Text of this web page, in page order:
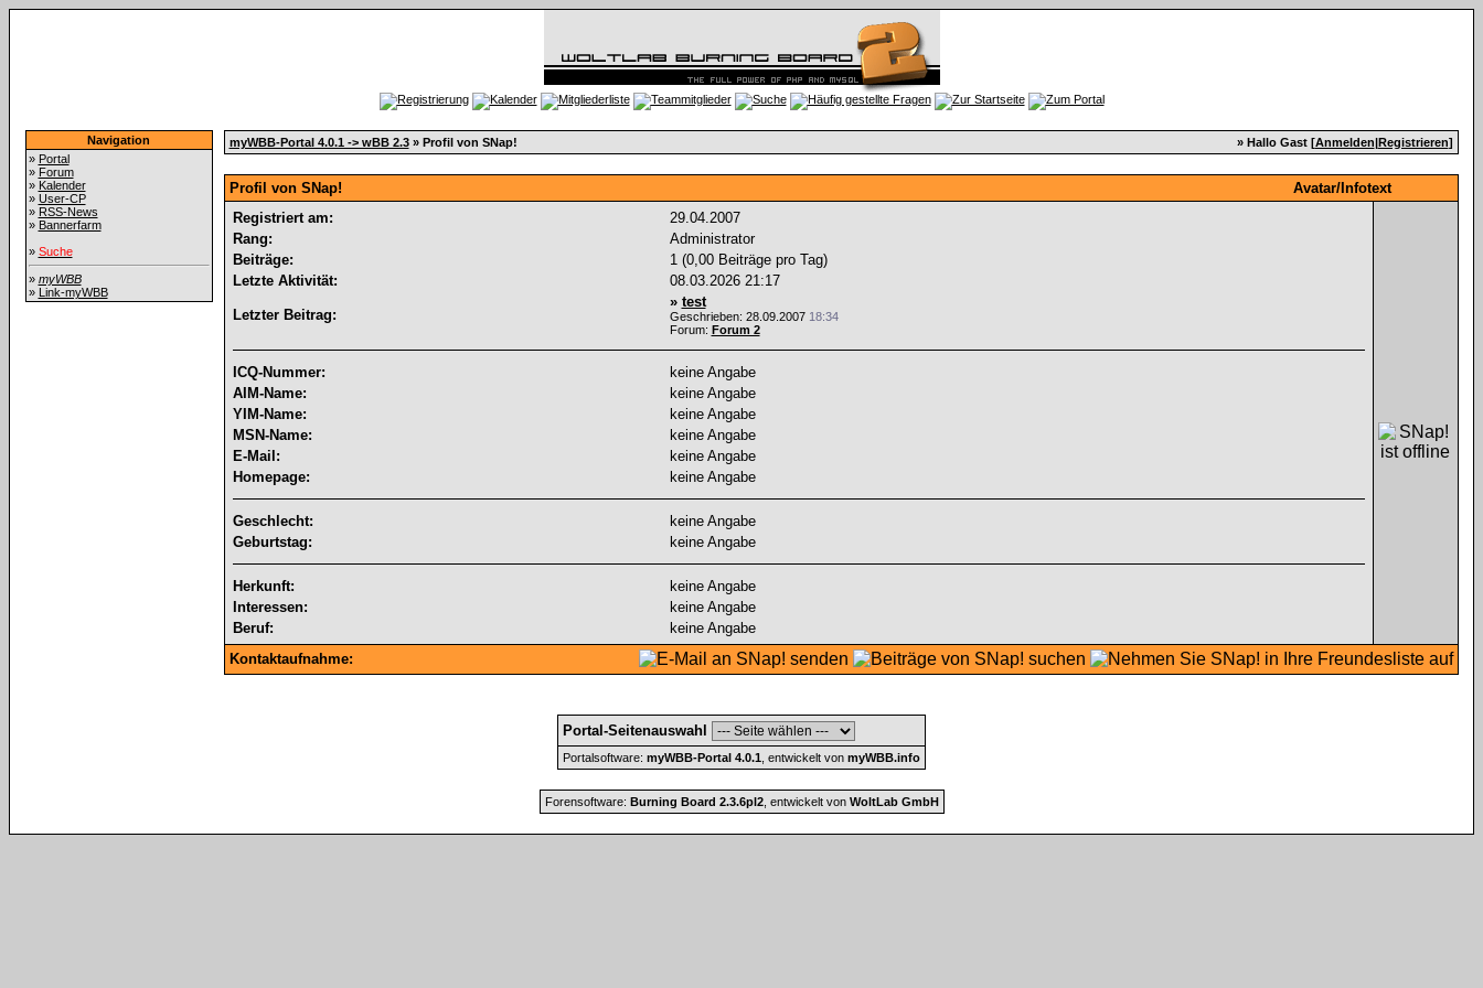
Navigation
» Portal
» Forum
» Kalender
» User-CP
» RSS-News
» Bannerfarm
» Suche
» myWBB
» Link-myWBB
myWBB-Portal 4.0.1 -> wBB 2.3» Profil von SNap! » Hallo Gast [Anmelden|Registrieren]
Profil von SNap!
Avatar/Infotext
Registriert am:
29.04.2007
Rang:
Administrator
Beiträge:
1 (0,00 Beiträge pro Tag)
Letzte Aktivität:
08.03.2026 21:17
Letzter Beitrag:
» test
Geschrieben: 28.09.2007 18:34
Forum: Forum 2
ICQ-Nummer:
keine Angabe
AIM-Name:
keine Angabe
YIM-Name:
keine Angabe
MSN-Name:
keine Angabe
E-Mail:
keine Angabe
Homepage:
keine Angabe
Geschlecht:
keine Angabe
Geburtstag:
keine Angabe
Herkunft:
keine Angabe
Interessen:
keine Angabe
Beruf:
keine Angabe
Kontaktaufnahme:
Portal-Seitenauswahl
Portalsoftware: myWBB-Portal 4.0.1 , entwickelt von myWBB.info
Forensoftware: Burning Board 2.3.6pl2, entwickelt von WoltLab GmbH